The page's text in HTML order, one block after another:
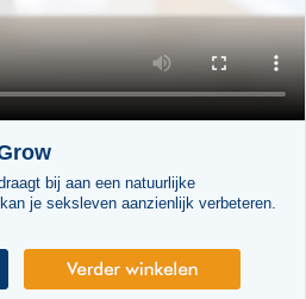
bij aan een natuurlijke
je seksleven aanzienlijk verbeteren.